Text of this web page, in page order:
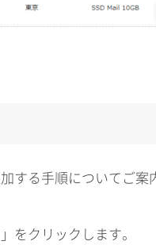
する手順についてご案
をクリックします。